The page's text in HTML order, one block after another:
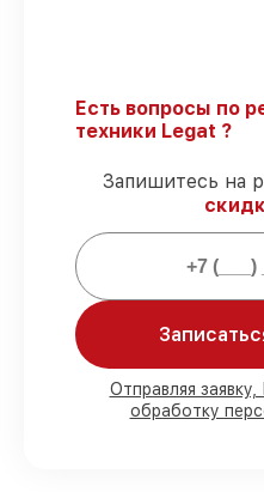
ремонт
оговоренные
Поддержка
работы и
гарантией.
Мы гарантируем:
работ
клиента
90%
запчастей
в Ростове-на-
доставляются
Есть вопросы по
техники Legat ?
Запишитесь на
Отправляя
обработку